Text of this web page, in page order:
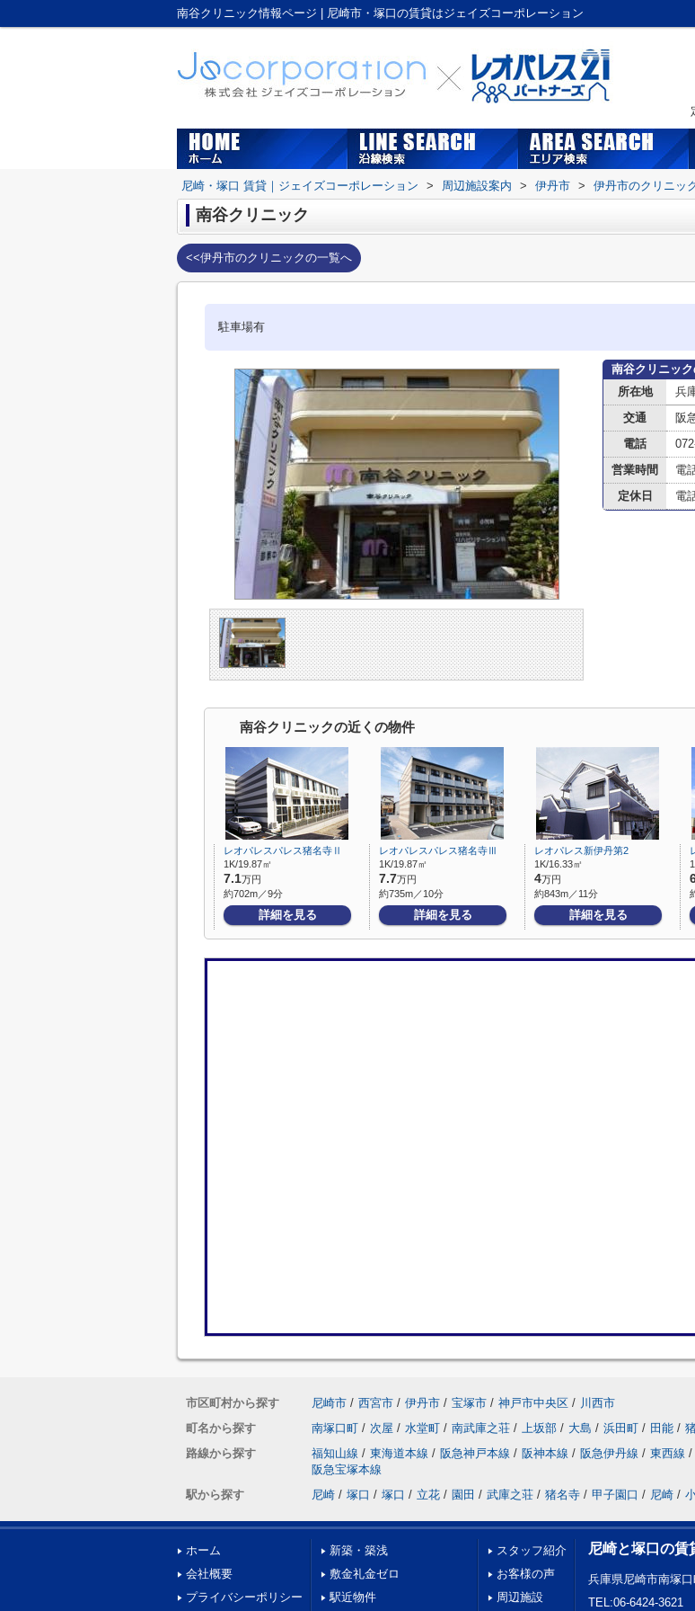
南谷クリニック情報ページ | 尼崎市・塚口の賃貸はジェイズコーポレーション
尼崎・塚口 賃貸｜ジェイズコーポレーション > 周辺施設案内 > 伊丹市 > 伊丹市のクリニッ
南谷クリニック
<<伊丹市のクリニックの一覧へ
駐車場有
南谷クリニッ
所在地
兵
交通
阪
電話
営業時間
電
定休日
電
南谷クリニックの近くの物件
レオパレスパレス猪名寺Ⅱ
1K/19.87㎡
7.1万円
約702m／9分
詳細を見る
レオパレスパレス猪名寺Ⅲ
1K/19.87㎡
7.7万円
約735m／10分
詳細を見る
レオパレス新伊丹第2
1K/16.33㎡
4万円
約843m／11分
詳細を見る
市区町村から探す 尼崎市 / 西宮市 / 伊丹市 / 宝塚市 / 神戸市中央区 / 川西市
町名から探す
南塚口町 / 次屋 / 水堂町 / 南武庫之荘 / 上坂部 / 大島 / 浜田町 / 田能 /
路線から探す
福知山線 / 東海道本線 / 阪急神戸本線 / 阪神本線 / 阪急伊丹線 / 東西線 /
阪急宝塚本線
駅から探す
尼崎 / 塚口 / 塚口 / 立花 / 園田 / 武庫之荘 / 猪名寺 / 甲子園口 / 尼崎 /
ホーム
会社概要
プライバシーポリシー
新築・築浅
敷金礼金ゼロ
駅近物件
スタッフ紹介
お客様の声
周辺施設
尼崎と塚口の賃
兵庫県尼崎市南塚
TEL:06-6424-3621